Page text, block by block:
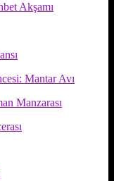
Akşamı
Mantar Avı
Manzarası